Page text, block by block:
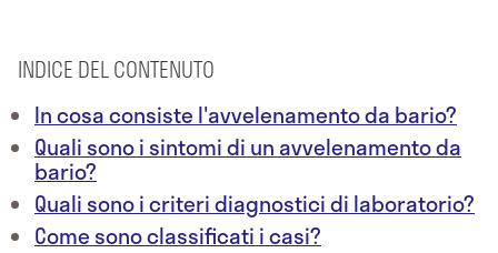
INDICE DEL CONTENUTO
In cosa consiste l'avvelenamento da bario?
Quali sono i sintomi di un avvelenamento da
bario?
Quali sono i criteri diagnostici di laboratorio?
Come sono classificati i casi?